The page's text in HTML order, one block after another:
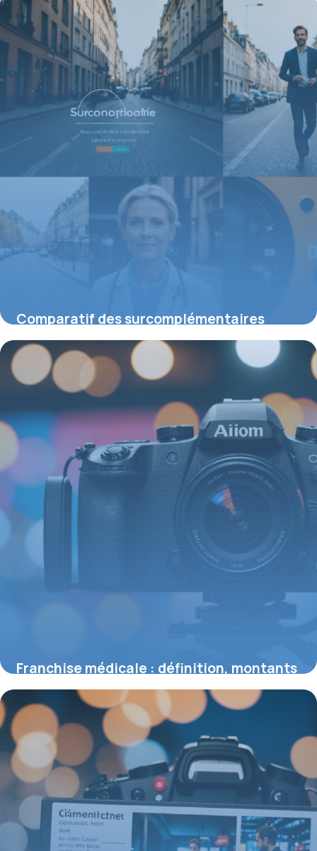
17 août 2026
Comparatif des surcomplémentaires
santé : comment choisir la meilleure
protection adaptée à vos besoins
6 août 2026
Franchise médicale : définition, montants
2026 et impacts pour les assurés
3 août 2026